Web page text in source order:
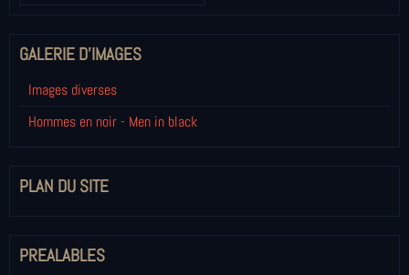
GALERIE D'IMAGES
Images diverses
Hommes en noir - Men in black
PLAN DU SITE
PREALABLES